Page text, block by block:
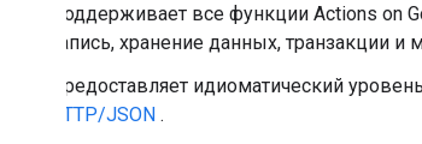
Поддерживает все функции Actions on
запись, хранение данных, транзакции и
Предоставляет идиоматический
HTTP/JSON .